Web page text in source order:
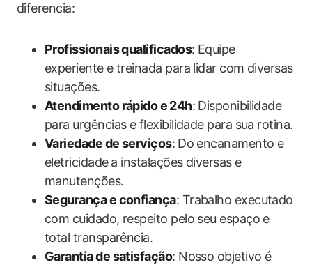
diferencia:
Profissionais qualificados: Equipe
experiente e​ treinada para lidar com diversas
situações.
Atendimento rápido e ⁢24h: Disponibilidade
para urgências e flexibilidade para sua rotina.
Variedade de serviços: ⁢Do encanamento​ e
eletricidade⁣ a instalações diversas e
‍manutenções.
Segurança e confiança: Trabalho executado
com cuidado, respeito pelo seu espaço e
total transparência.
Garantia de satisfação: Nosso‍ objetivo é